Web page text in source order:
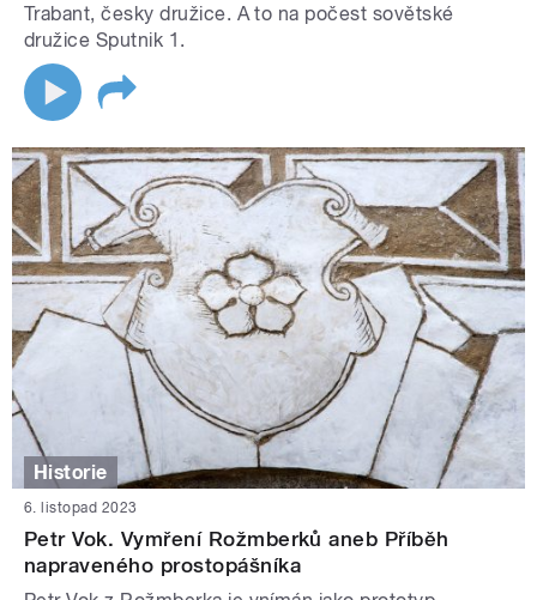
Trabant, česky družice. A to na počest sovětské
družice Sputnik 1.
Historie
6. listopad 2023
Petr Vok. Vymření Rožmberků aneb Příběh
napraveného prostopášníka